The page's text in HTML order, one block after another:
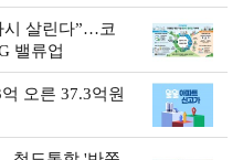
시 살린다”…코
밸류업
오른 37.3억원